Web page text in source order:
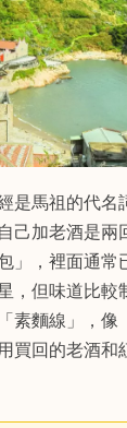
是馬祖的代名
己加老酒是兩
」，裡面通常
，但味道比較
素麵線」，像
買回的老酒和